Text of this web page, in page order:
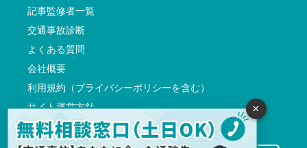
記事監修者一覧
交通事故診断
よくある質問
会社概要
利用規約（プライバシーポリシーを含む）
サイト運営方針
反社会的勢力に対する基本方針
×